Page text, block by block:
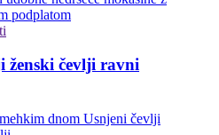
ženski čevlji ravni